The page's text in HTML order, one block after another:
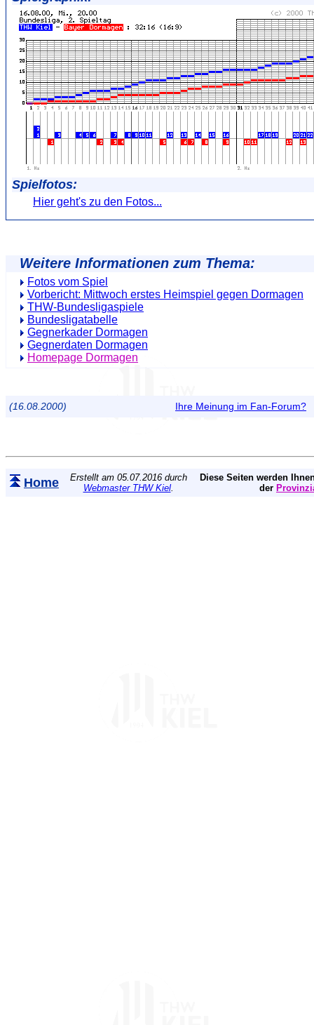
Spielfotos:
Hier geht's zu den Fotos...
Weitere Informationen zum Thema:
Fotos vom Spiel
Vorbericht: Mittwoch erstes Heimspiel gegen Dormagen
THW-Bundesligaspiele
Bundesligatabelle
Gegnerkader Dormagen
Gegnerdaten Dormagen
Homepage Dormagen
(16.08.2000) Ihre Meinung im Fan-Forum?
Home
Erstellt am 05.07.2016 durch
Webmaster THW Kiel.
Diese Seiten werden
der